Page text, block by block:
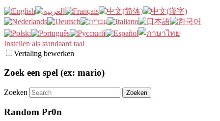
Instellen als standaard taal
Vertaling bewerken
Zoek een spel (ex: mario)
Zoeken
Random Pr0n